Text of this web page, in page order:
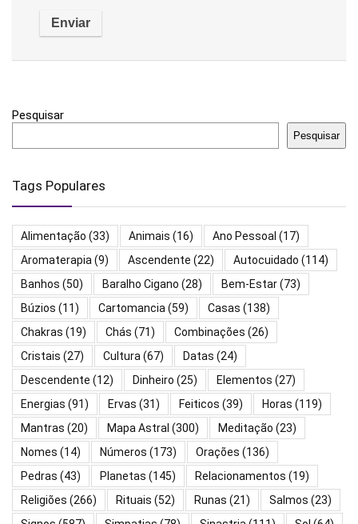
Pesquisar
Pesquisar
Tags Populares
Alimentação (33) Animais (16) Ano Pessoal (17)
Aromaterapia(9) Ascendente (22) Autocuidado (114)
Banhos (50) Baralho Cigano (28) Bem-Estar(73)
Búzios (11) Cartomancia(59) Casas (138)
Chakras (19) Chás (71) Combinações (26)
Cristais (27) Cultura(67) Datas (24)
Descendente (12) Dinheiro (25) Elementos (27)
Energias (91) Ervas (31) Feiticos (39) Horas (119)
Mantras (20) Mapa Astral (300) Meditação (23)
Nomes (14) Números (173) Orações (136)
Pedras (43) Planetas (145) Relacionamentos (19)
Religiões (266) Rituais (52) Runas (21) Salmos (23)